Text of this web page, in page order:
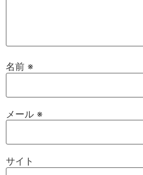
名前 ※
メール ※
サイト